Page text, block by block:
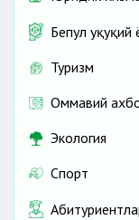
Бепул
Туризм
Оммавий
Экология
Спорт